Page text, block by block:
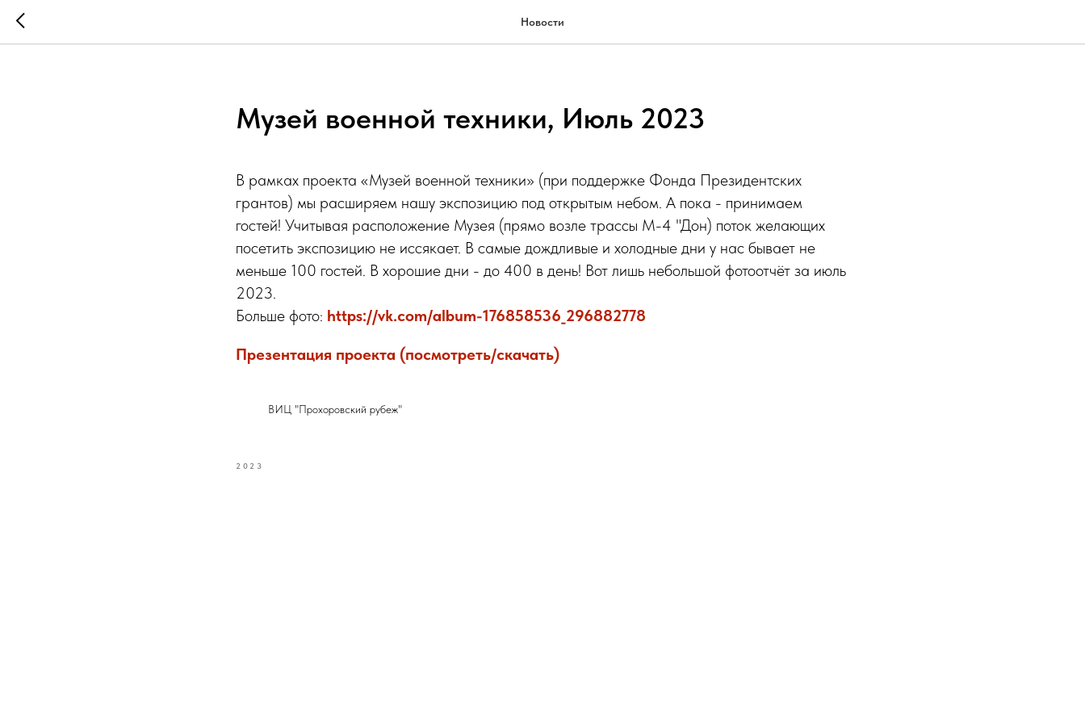
Новости
Музей военной техники, Июль 2023
В рамках проекта «Музей военной техники» (при поддержке Фонда Президентских
грантов) мы расширяем нашу экспозицию под открытым небом. А пока - принимаем
гостей! Учитывая расположение Музея (прямо возле трассы М-4 "Дон) поток желающих
посетить экспозицию не иссякает. В самые дождливые и холодные дни у нас бывает не
меньше 100 гостей. В хорошие дни - до 400 в день! Вот лишь небольшой фотоотчёт за июль
2023.
Больше фото: https://vk.com/album-176858536_296882778
Презентация проекта (посмотреть/скачать)
ВИЦ "Прохоровский рубеж"
2023